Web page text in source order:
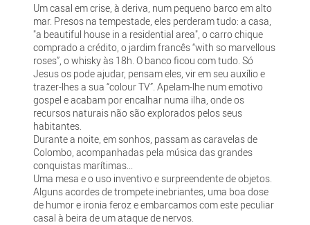
Um casal em crise, à deriva, num pequeno barco em alto
mar. Presos na tempestade, eles perderam tudo: a casa,
"a beautiful house in a residential area", o carro chique
comprado a crédito, o jardim francês “with so marvellous
roses”, o whisky às 18h. O banco ficou com tudo. Só
Jesus os pode ajudar, pensam eles, vir em seu auxílio e
trazer-lhes a sua “colour TV”. Apelam-lhe num emotivo
gospel e acabam por encalhar numa ilha, onde os
recursos naturais não são explorados pelos seus
habitantes.
Durante a noite, em sonhos, passam as caravelas de
Colombo, acompanhadas pela música das grandes
conquistas marítimas...
Uma mesa e o uso inventivo e surpreendente de objetos.
Alguns acordes de trompete inebriantes, uma boa dose
de humor e ironia feroz e embarcamos com este peculiar
casal à beira de um ataque de nervos.